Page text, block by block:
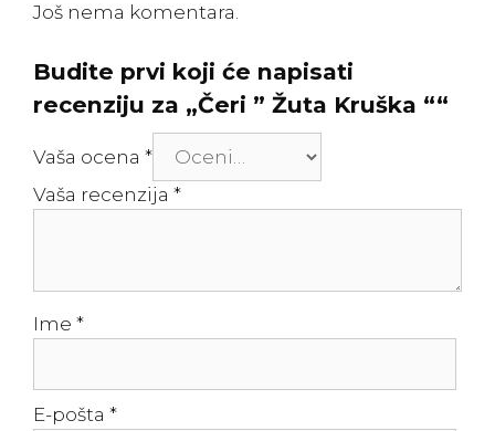
Još nema komentara.
Budite prvi koji će napisati
recenziju za „Čeri ” Žuta Kruška ““
Vaša ocena *
Vaša recenzija *
Ime *
E-pošta *